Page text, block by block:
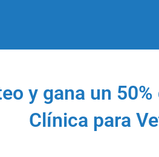
y gana un
Clínica para